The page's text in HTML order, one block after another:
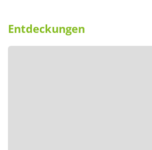
Entdeckungen